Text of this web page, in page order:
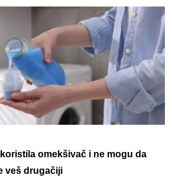
omekšivač i ne mogu da
veš drugačiji